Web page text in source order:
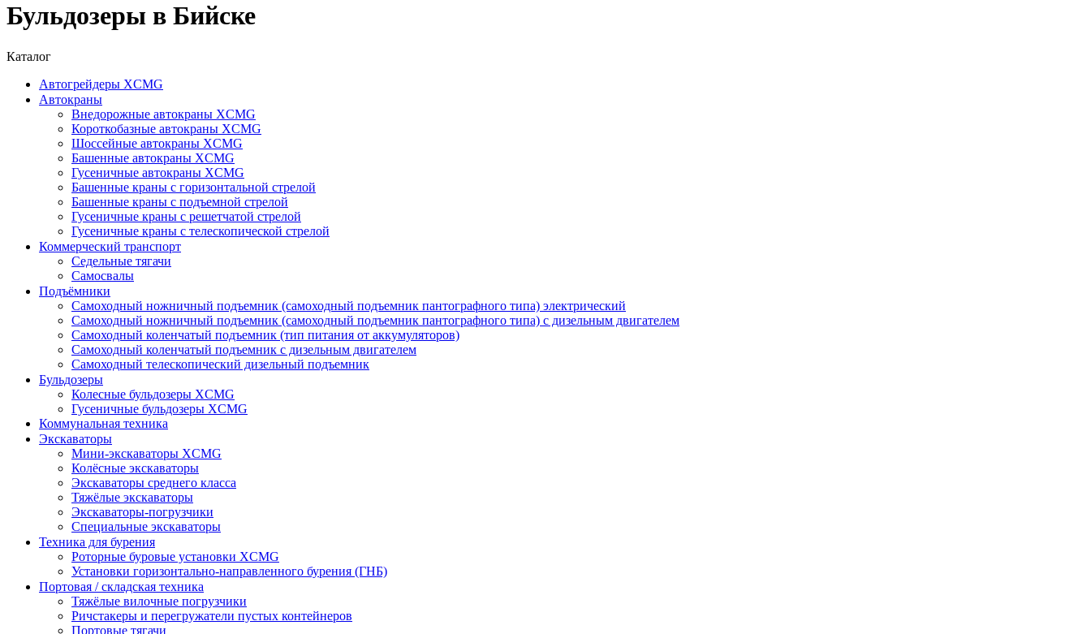
Бульдозеры в Бийске
Каталог
Автогрейдеры XCMG
Автокраны
Внедорожные автокраны XCMG
Короткобазные автокраны XCMG
Шоссейные автокраны XCMG
Башенные автокраны XCMG
Гусеничные автокраны XCMG
Башенные краны с горизонтальной стрелой
Башенные краны с подъемной стрелой
Гусеничные краны с решетчатой стрелой
Гусеничные краны с телескопической стрелой
Коммерческий транспорт
Седельные тягачи
Самосвалы
Подъёмники
Самоходный ножничный подъемник (самоходный подъемник пантографного типа) электрический
Самоходный ножничный подъемник (самоходный подъемник пантографного типа) с дизельным двигателем
Самоходный коленчатый подъемник (тип питания от аккумуляторов)
Самоходный коленчатый подъемник с дизельным двигателем
Самоходный телескопический дизельный подъемник
Бульдозеры
Колесные бульдозеры XCMG
Гусеничные бульдозеры XCMG
Коммунальная техника
Экскаваторы
Мини-экскаваторы XCMG
Колёсные экскаваторы
Экскаваторы среднего класса
Тяжёлые экскаваторы
Экскаваторы-погрузчики
Специальные экскаваторы
Техника для бурения
Роторные буровые установки XCMG
Установки горизонтально-направленного бурения (ГНБ)
Портовая / складская техника
Тяжёлые вилочные погрузчики
Ричстакеры и перегружатели пустых контейнеров
Портовые тягачи